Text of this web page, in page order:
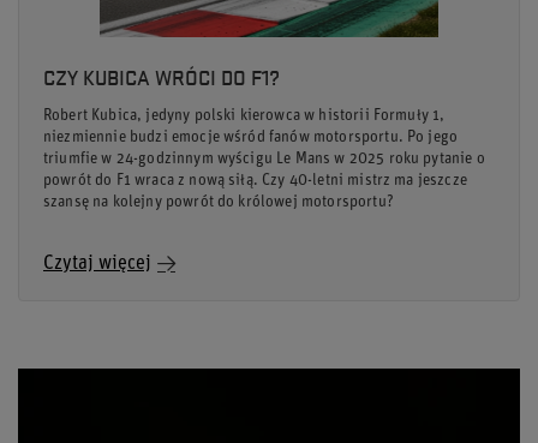
CZY KUBICA WRÓCI DO F1?
Robert Kubica, jedyny polski kierowca w historii Formuły 1,
niezmiennie budzi emocje wśród fanów motorsportu. Po jego
triumfie w 24-godzinnym wyścigu Le Mans w 2025 roku pytanie o
powrót do F1 wraca z nową siłą. Czy 40-letni mistrz ma jeszcze
szansę na kolejny powrót do królowej motorsportu?
Czytaj więcej